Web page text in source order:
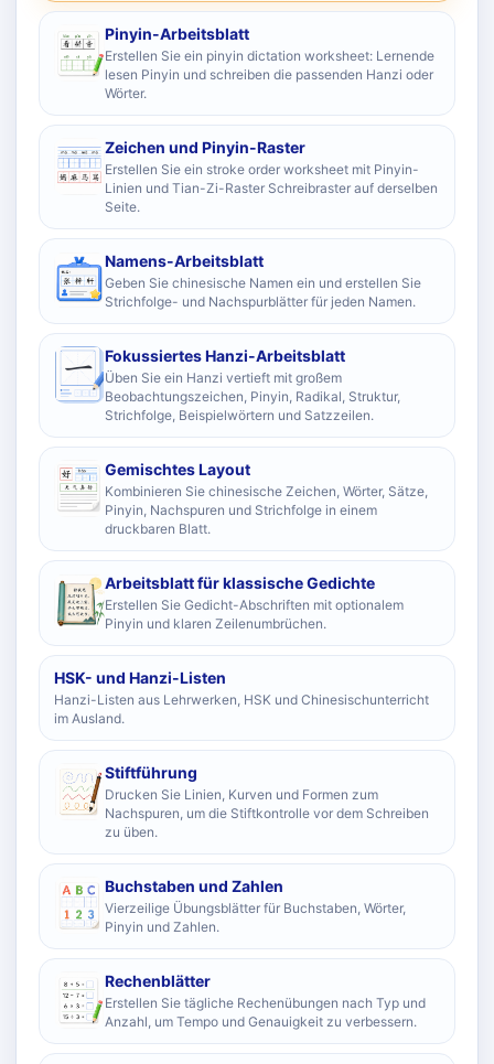
Pinyin-Arbeitsblatt
Erstellen Sie ein pinyin dictation worksheet: Lernende
lesen Pinyin und schreiben die passenden Hanzi oder
Wörter.
Zeichen und Pinyin-Raster
Erstellen Sie ein stroke order worksheet mit Pinyin-
Linien und Tian-Zi-Raster Schreibraster auf derselben
Seite.
Namens-Arbeitsblatt
Geben Sie chinesische Namen ein und erstellen Sie
Strichfolge- und Nachspurblätter für jeden Namen.
Fokussiertes Hanzi-Arbeitsblatt
Üben Sie ein Hanzi vertieft mit großem
Beobachtungszeichen, Pinyin, Radikal, Struktur,
Strichfolge, Beispielwörtern und Satzzeilen.
Gemischtes Layout
Kombinieren Sie chinesische Zeichen, Wörter, Sätze,
Pinyin, Nachspuren und Strichfolge in einem
druckbaren Blatt.
Arbeitsblatt für klassische Gedichte
Erstellen Sie Gedicht-Abschriften mit optionalem
Pinyin und klaren Zeilenumbrüchen.
HSK- und Hanzi-Listen
Hanzi-Listen aus Lehrwerken, HSK und Chinesischunterricht
im Ausland.
Stiftführung
Drucken Sie Linien, Kurven und Formen zum
Nachspuren, um die Stiftkontrolle vor dem Schreiben
zu üben.
Buchstaben und Zahlen
Vierzeilige Übungsblätter für Buchstaben, Wörter,
Pinyin und Zahlen.
Rechenblätter
Erstellen Sie tägliche Rechenübungen nach Typ und
Anzahl, um Tempo und Genauigkeit zu verbessern.